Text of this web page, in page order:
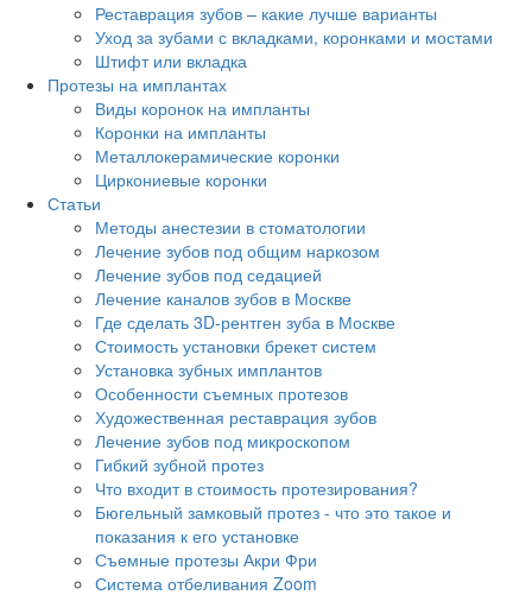
Реставрация зубов – какие лучше варианты
Уход за зубами с вкладками, коронками и мостами
Штифт или вкладка
Протезы на имплантах
Виды коронок на импланты
Коронки на импланты
Металлокерамические коронки
Циркониевые коронки
Статьи
Методы анестезии в стоматологии
Лечение зубов под общим наркозом
Лечение зубов под седацией
Лечение каналов зубов в Москве
Где сделать 3D-рентген зуба в Москве
Стоимость установки брекет систем
Установка зубных имплантов
Особенности съемных протезов
Художественная реставрация зубов
Лечение зубов под микроскопом
Гибкий зубной протез
Что входит в стоимость протезирования?
Бюгельный замковый протез - что это такое и
показания к его установке
Съемные протезы Акри Фри
Система отбеливания Zoom